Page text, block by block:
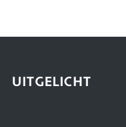
UITGELICHT